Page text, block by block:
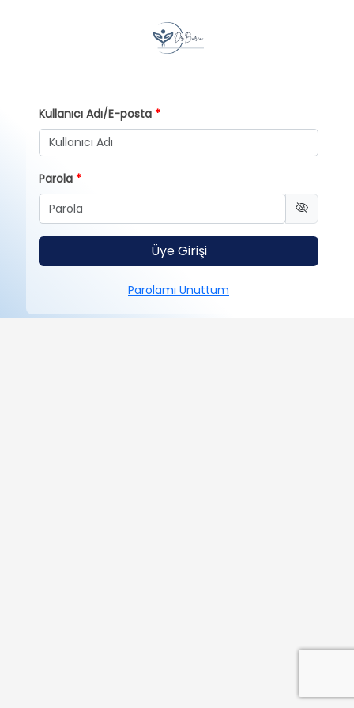
Kullanıcı Adı/E-posta
Parola
Üye Girişi
Parolamı Unuttum